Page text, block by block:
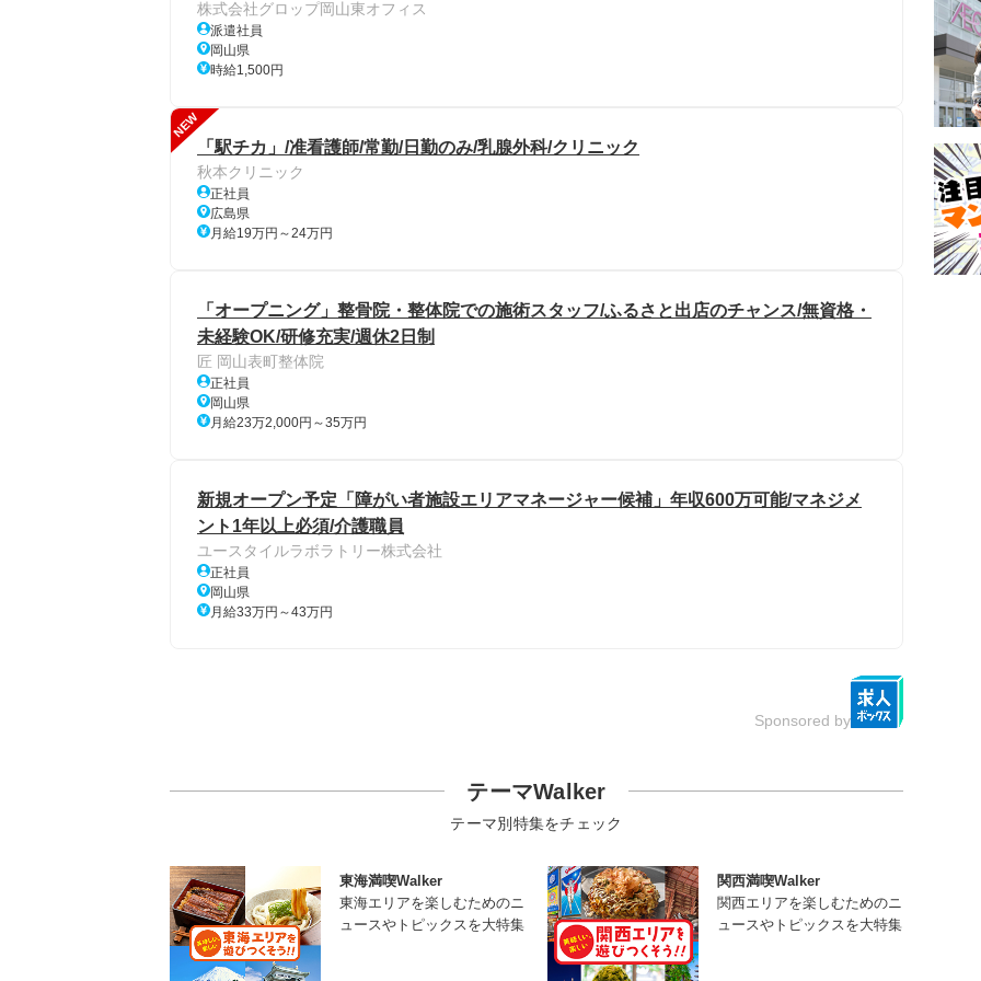
株式会社グロップ岡山東オフィス
派遣社員
岡山県
時給1,500円
NEW
「駅チカ」/准看護師/常勤/日勤のみ/乳腺外科/クリニック
秋本クリニック
正社員
広島県
月給19万円～24万円
「オープニング」整骨院・整体院での施術スタッフ/ふるさと出店のチャンス/無資格・
未経験OK/研修充実/週休2日制
匠 岡山表町整体院
正社員
岡山県
月給23万2,000円～35万円
新規オープン予定「障がい者施設エリアマネージャー候補」年収600万可能/マネジメ
ント1年以上必須/介護職員
ユースタイルラボラトリー株式会社
正社員
岡山県
月給33万円～43万円
Sponsored by
テーマWalker
テーマ別特集をチェック
東海満喫Walker
東海エリアを楽しむためのニ
ュースやトピックスを大特集
関西満喫Walker
関西エリアを楽しむためのニ
ュースやトピックスを大特集